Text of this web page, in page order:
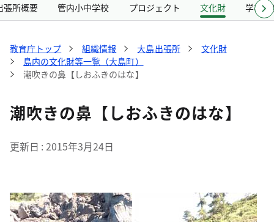
張所概要 管内小中学校 プロジェクト 文化財 学校給
教育庁トップ 組織情報 大島出張所
文化財
島内の文化財等一覧（大島町）
潮吹きの鼻【しおふきのはな】
潮吹きの鼻【しおふきのはな】
更新日 2015年3月24日